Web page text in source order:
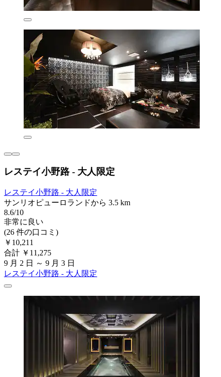
レステイ小野路 - 大人限定
レステイ小野路 - 大人限定
サンリオピューロランドから 3.5 km
8.6/10
非常に良い
(26 件の口コミ)
￥10,211
合計 ￥11,275
9 月 2 日 ～ 9 月 3 日
レステイ小野路 - 大人限定